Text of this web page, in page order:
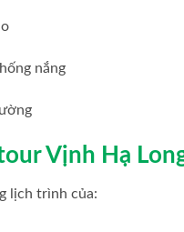
nắng
Vịnh Hạ
lịch trình của: